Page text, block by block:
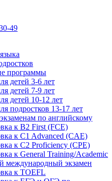
49
программы
детей 3-6 лет
детей 7-9 лет
детей 10-12 лет
подростков 13-17 лет
по английскому
к B2 First (FCE)
к C1 Advanced (CAE)
к C2 Proficiency (CPE)
к General Training/Academic
международный экзамен
к TOEFL